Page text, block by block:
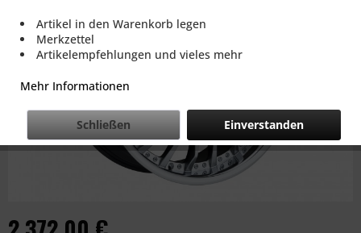
Artikel in den Warenkorb legen
Merkzettel
Artikelempfehlungen und vieles mehr
Mehr Informationen
Einverstanden
Schließen